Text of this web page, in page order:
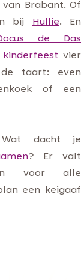
Brabant. Of
bij
Hullie. En
de Das
kinderfeest vier
taart: even
of een
dacht je
? Er valt
voor alle
een keigaaf